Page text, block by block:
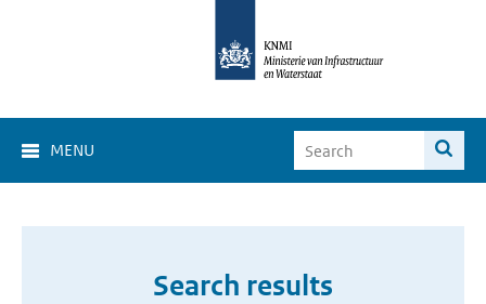
MENU
Search results